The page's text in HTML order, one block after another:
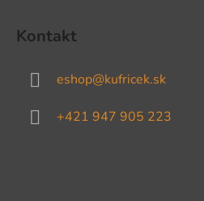
Kontakt
eshop@kufricek.sk
+421 947 905 223